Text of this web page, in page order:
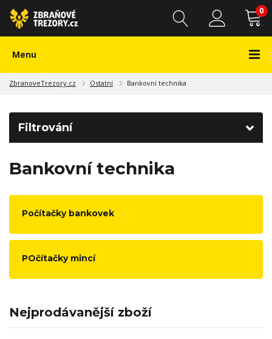
0
Menu
ZbranoveTrezory.cz Ostatní Bankovní technika
Filtrování
Bankovní technika
Počítačky bankovek
POčítačky mincí
Nejprodávanější zboží